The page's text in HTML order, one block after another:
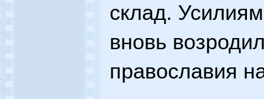
склад.
вновь
православия